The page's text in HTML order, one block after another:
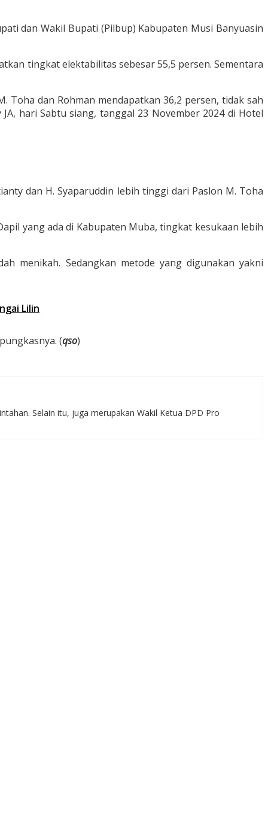
dan Wakil Bupati (Pilbup) Kabupaten Musi Banyuasin
tingkat elektabilitas sebesar 55,5 persen. Sementara
Toha dan Rohman mendapatkan 36,2 persen, tidak sah
hari Sabtu siang, tanggal 23 November 2024 di Hotel
dan H. Syaparuddin lebih tinggi dari Paslon M. Toha
yang ada di Kabupaten Muba, tingkat kesukaan lebih
menikah. Sedangkan metode yang digunakan yakni
Lilin
(qso)
Selain itu, juga merupakan Wakil Ketua DPD Pro